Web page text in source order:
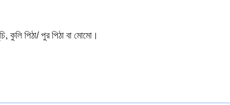
কুলি পিঠা/ পুর পিঠা বা মোমো।